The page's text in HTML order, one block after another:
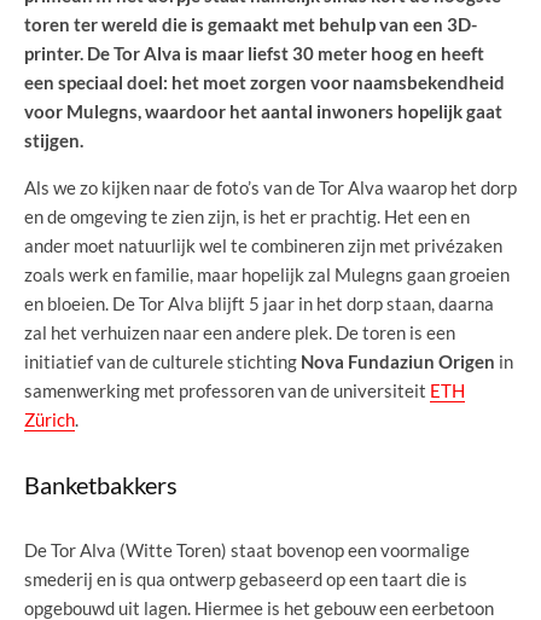
toren ter wereld die is gemaakt met behulp van een 3D-
printer. De Tor Alva is maar liefst 30 meter hoog en heeft
een speciaal doel: het moet zorgen voor naamsbekendheid
voor Mulegns, waardoor het aantal inwoners hopelijk gaat
stijgen.
Als we zo kijken naar de foto’s van de Tor Alva waarop het dorp
en de omgeving te zien zijn, is het er prachtig. Het een en
ander moet natuurlijk wel te combineren zijn met privézaken
zoals werk en familie, maar hopelijk zal Mulegns gaan groeien
en bloeien. De Tor Alva blijft 5 jaar in het dorp staan, daarna
zal het verhuizen naar een andere plek. De toren is een
initiatief van de culturele stichting Nova Fundaziun Origen in
samenwerking met professoren van de universiteit ETH
Zürich.
Banketbakkers
De Tor Alva (Witte Toren) staat bovenop een voormalige
smederij en is qua ontwerp gebaseerd op een taart die is
opgebouwd uit lagen. Hiermee is het gebouw een eerbetoon